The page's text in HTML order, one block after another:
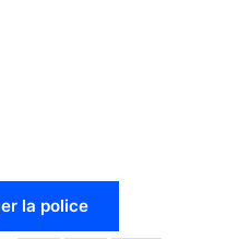
la police